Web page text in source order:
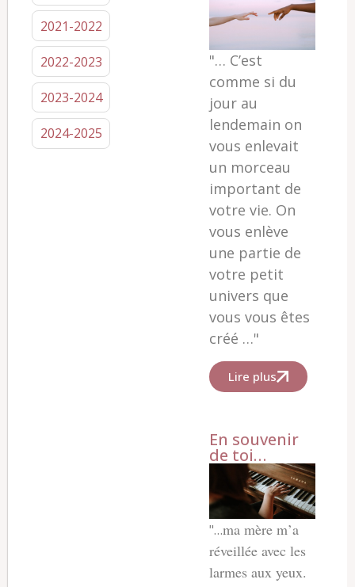
2021-2022
2022-2023
2023-2024
2024-2025
"… C’est
comme si du
jour au
lendemain on
vous enlevait
un morceau
important de
votre vie. On
vous enlève
une partie de
votre petit
univers que
vous vous êtes
créé …"
Lire plus
En souvenir
de toi…
"…ma mère m’a
réveillée avec les
larmes aux yeux.